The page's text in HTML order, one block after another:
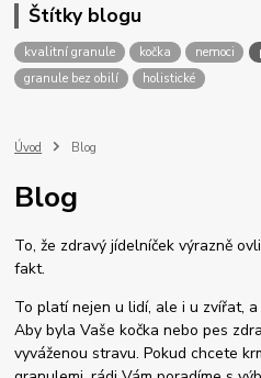
Štítky blogu
kvalitní granule kočka nemoci
granule bez obilí
holistické
Úvod Blog
Blog
To, že zdravý jídelníček výrazně
fakt.
To platí nejen u lidí, ale i u zvířat,
Aby byla Vaše kočka nebo pes
vyváženou stravu. Pokud chcete